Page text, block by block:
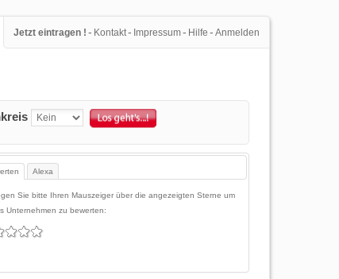
Jetzt eintragen ! - Kontakt- Impressum- Hilfe - Anmelden
Alexa
Sie bitte Ihren Mauszeiger über die angezeigten Sterne um
Unternehmen zu bewerten: